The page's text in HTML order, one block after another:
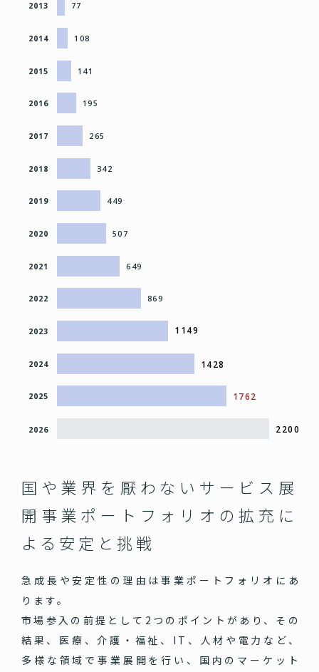
77
2013
108
2014
141
2015
195
2016
265
2017
342
2018
449
2019
507
2020
649
2021
869
2022
1149
2023
1428
2024
1762
2025
2200
2026
国や業界を厭わないサービス展
開 事業ポートフォリオの拡充に
よる安定と挑戦
急成長や安定性の理由は事業ポートフォリオにあ
ります。
市場参入の前提として2つのポイントがあり、その
結果、医療、介護・福祉、IT、人材や電力など、
多様な領域で事業展開を行い、国内のマーケット